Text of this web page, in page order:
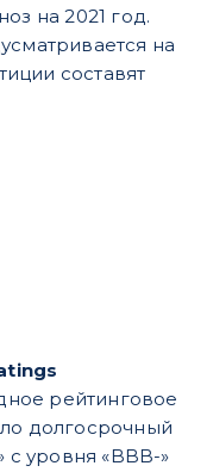
на 2021 год.
на
составят
рейтинговое
долгосрочный
уровня «BBB-»